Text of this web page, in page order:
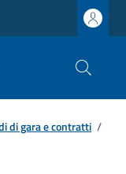
di gara e contratti /